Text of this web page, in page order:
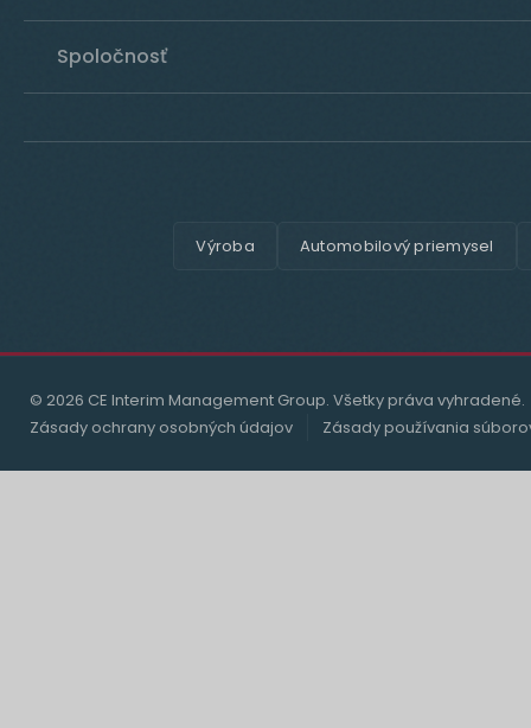
Spoločnosť
Výroba Automobilový priemysel
© 2026 CE Interim Management Group. Všetky práva vyhradené.
Zásady ochrany osobných údajov
Zásady používania